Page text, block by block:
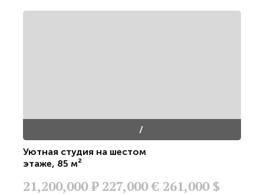
/
Уютная студия на шестом
этаже, 85 м²
21,200,000Р 227,000 € 261,000 $